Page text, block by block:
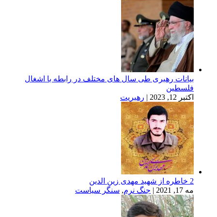
رهبری طی سال های مختلف در رابطه با اشغال
|رهبریت
|جنگ نرم,سنگر سیاست